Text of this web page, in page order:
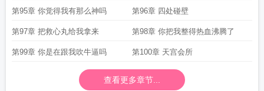
第95章 你觉得我有那么神吗 第96章 四处碰壁
第97章 把救心丸给我拿来 第98章 你把我整得热血沸腾了
第99章 你是在跟我吹牛逼吗 第100章 天宫会所
查看更多章节...